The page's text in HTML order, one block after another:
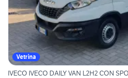
Vetrina
IVECO IVECO DAILY VAN L2H2 CON